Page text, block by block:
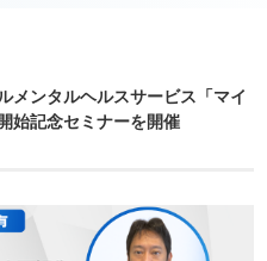
メンタルヘルスサービス「マイ
始記念セミナーを開催